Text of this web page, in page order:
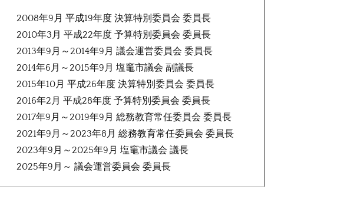
2008年9月 平成19年度 決算特別委員会 委員長
2010年3月 平成22年度 予算特別委員会 委員長
2013年9月～2014年9月 議会運営委員会 委員長
2014年6月～2015年9月 塩竈市議会 副議長
2015年10月 平成26年度 決算特別委員会 委員長
2016年2月 平成28年度 予算特別委員会 委員長
2017年9月～2019年9月 総務教育常任委員会 委員長
2021年9月～2023年8月 総務教育常任委員会 委員長
2023年9月～2025年9月 塩竈市議会 議長
2025年9月～ 議会運営委員会 委員長